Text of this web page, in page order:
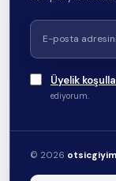
Üyelik
ediyorum.
© 2026